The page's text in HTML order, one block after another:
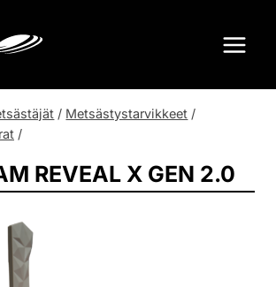
/ Metsästystarvikkeet /
/
REVEAL X GEN 2.0